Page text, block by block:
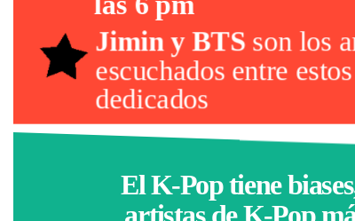
Jimin y BTSson los
escuchados entre
dedicados
El K-Pop tiene